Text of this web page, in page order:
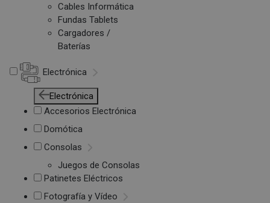
Cables Informática
Fundas Tablets
Cargadores /
Baterías
Electrónica
Electrónica
Accesorios Electrónica
Domótica
Consolas
Juegos de Consolas
Patinetes Eléctricos
Fotografía y Vídeo